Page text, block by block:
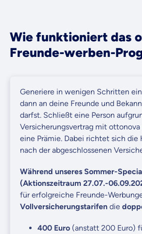
Wie funktioniert das
Freunde-werben-
Generiere in wenigen Schritten
dann an deine Freunde und
darfst. Schließt eine Person
Versicherungsvertrag mit ottonova
eine Prämie. Dabei richtet sich die
nach der abgeschlossenen
Während unseres Sommer-
(Aktionszeitraum 27.07.-
für erfolgreiche Freunde-
Vollversicherungstarifen die
400 Euro (anstatt 200 Euro)
Mit dem Abschicken meiner Daten erkläre ich
Weiter zu deinen